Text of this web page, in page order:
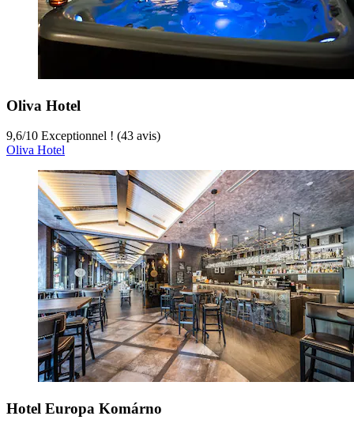
Oliva Hotel
9,6/10 Exceptionnel ! (43 avis)
Oliva Hotel
Hotel Europa Komárno